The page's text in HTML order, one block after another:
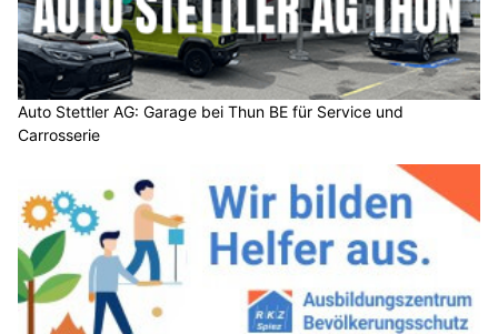
Auto Stettler AG: Garage bei Thun BE für Service und
Carrosserie